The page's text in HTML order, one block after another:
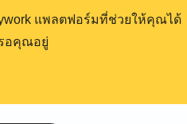
แพลตฟอร์มที่ช่วยให้คุณได้
อคุณอยู่